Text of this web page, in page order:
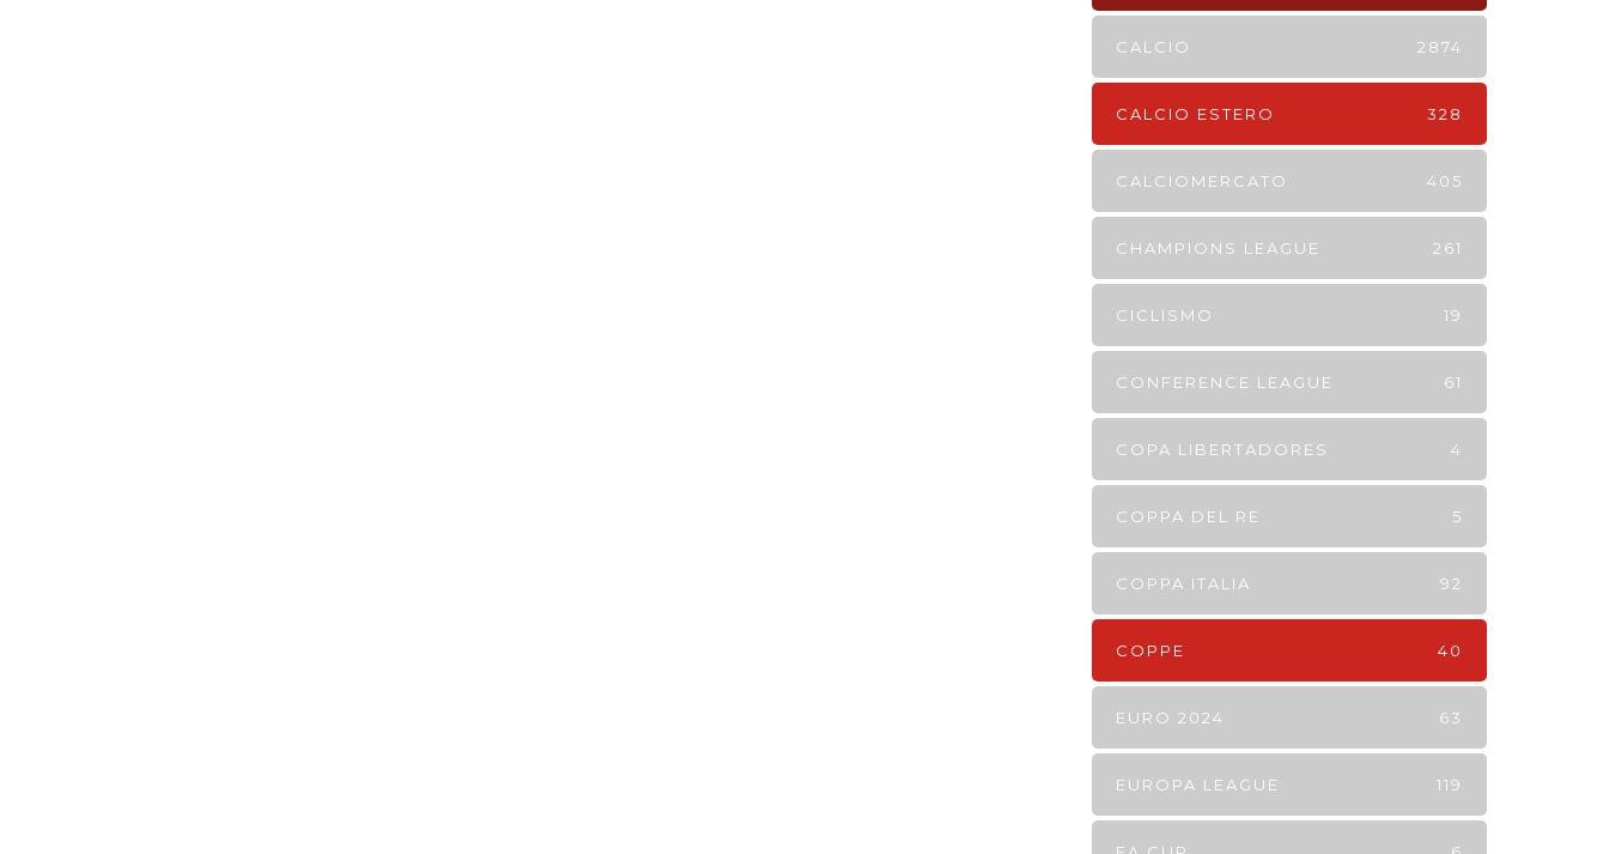
CALCIO 2874
CALCIO ESTERO 328
CALCIOMERCATO 405
CHAMPIONS LEAGUE 261
CICLISMO 19
CONFERENCE LEAGUE 61
COPA LIBERTADORES 4
COPPA DEL RE 5
COPPA ITALIA 92
COPPE 40
EURO 2024 63
EUROPA LEAGUE 119